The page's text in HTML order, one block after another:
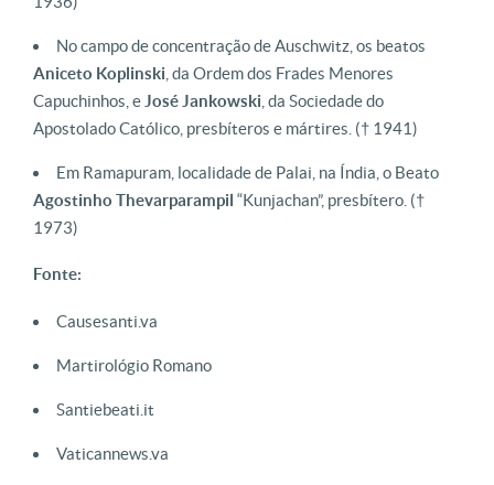
No campo de concentração de Auschwitz, os beatos
Aniceto Koplinski , da Ordem dos Frades Menores
Capuchinhos, e José Jankowski , da Sociedade do
Apostolado Católico, presbíteros e mártires. († 1941)
Em Ramapuram, localidade de Palai, na Índia, o Beato
Agostinho Thevarparampil “Kunjachan”, presbítero. (†
1973)
Fonte:
Causesanti.va
Martirológio Romano
Santiebeati.it
Vaticannews.va